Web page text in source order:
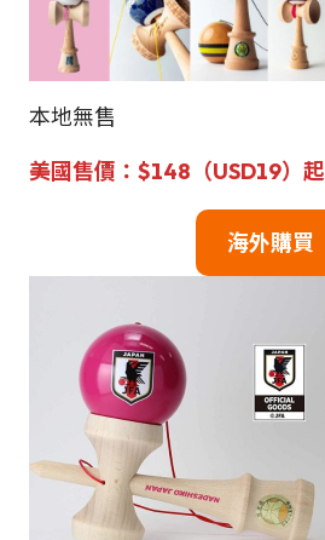
本地無售
美國售價：$148（USD19）起
海外購買